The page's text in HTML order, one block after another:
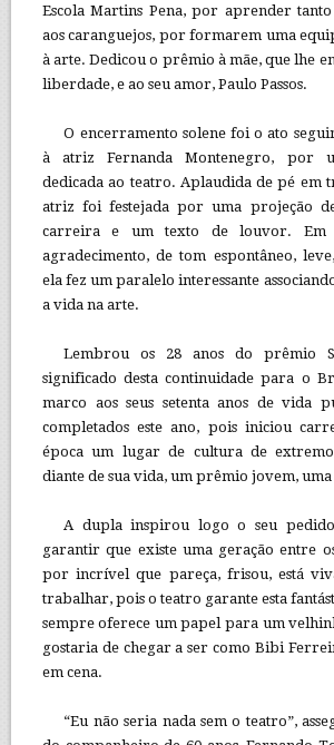
Escola Martins Pena, por aprender
aos caranguejos, por formarem uma
à arte. Dedicou o prêmio à mãe, que lhe
liberdade, e ao seu amor, Paulo Passos.
O encerramento solene foi o ato
à atriz Fernanda Montenegro, por
dedicada ao teatro. Aplaudida de pé em
atriz foi festejada por uma projeção
carreira e um texto de louvor. Em
agradecimento, de tom espontâneo,
ela fez um paralelo interessante
a vida na arte.
Lembrou os 28 anos do prêmio
significado desta continuidade para o
marco aos seus setenta anos de vida
completados este ano, pois iniciou
época um lugar de cultura de
diante de sua vida, um prêmio jovem,
A dupla inspirou logo o seu
garantir que existe uma geração entre
por incrível que pareça, frisou, está
trabalhar, pois o teatro garante esta
sempre oferece um papel para um
gostaria de chegar a ser como Bibi
em cena.
“Eu não seria nada sem o teatro”,